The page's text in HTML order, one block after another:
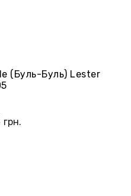
(Буль-Буль) Lester
грн.